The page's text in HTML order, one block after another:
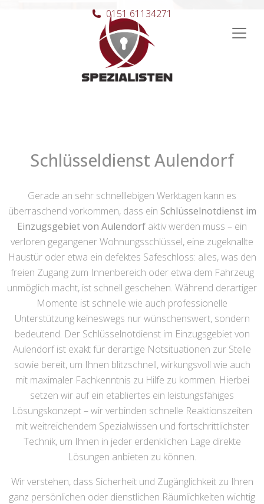
Hauptnavigation
0151 61134271
Schlüsseldienst Aulendorf
Gerade an sehr schnelllebigen Werktagen kann es
überraschend vorkommen, dass ein Schlüsselnotdienst im
Einzugsgebiet von Aulendorf aktiv werden muss – ein
verloren gegangener Wohnungsschlüssel, eine zugeknallte
Haustür oder etwa ein defektes Safeschloss: alles, was den
freien Zugang zum Innenbereich oder etwa dem Fahrzeug
unmöglich macht, ist schnell geschehen. Während derartiger
Momente ist schnelle wie auch professionelle
Unterstützung keineswegs nur wünschenswert, sondern
bedeutend. Der Schlüsselnotdienst im Einzugsgebiet von
Aulendorf ist exakt für derartige Notsituationen zur Stelle
sowie bereit, um Ihnen blitzschnell, wirkungsvoll wie auch
mit maximaler Fachkenntnis zu Hilfe zu kommen. Hierbei
setzen wir auf ein etabliertes ein leistungsfähiges
Lösungskonzept – wir verbinden schnelle Reaktionszeiten
mit weitreichendem Spezialwissen und fortschrittlichster
Technik, um Ihnen in jeder erdenklichen Lage direkte
Lösungen anbieten zu können.
Wir verstehen, dass Sicherheit und Zugänglichkeit zu Ihren
ganz persönlichen oder dienstlichen Räumlichkeiten wichtig